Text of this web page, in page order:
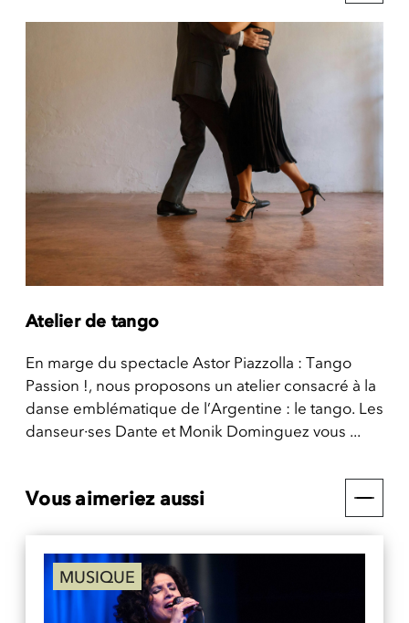
Atelier de tango
En marge du spectacle Astor Piazzolla : Tango
Passion !, nous proposons un atelier consacré à la
danse emblématique de l’Argentine : le tango. Les
danseur·ses Dante et Monik Dominguez vous ...
Vous aimeriez aussi
MUSIQUE